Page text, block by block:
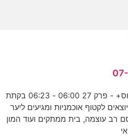
מועדון החברים של מיקי מאוס+ - פרק 27 06:00 - 06:23 בקתת
לקטוף אוכמניות ומגיעים ליער
רב עוצמה, בית ממתקים ועוד המון